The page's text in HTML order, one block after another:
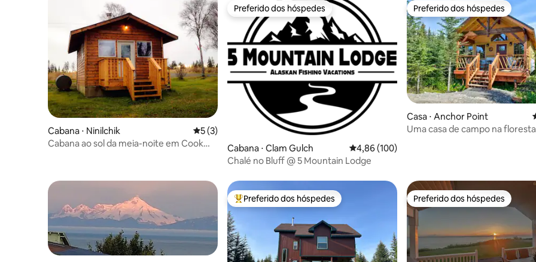
Cabana ⋅ Ninilchik 5 de uma avaliação média de 5, 3 avaliações
5 (3)
Cabana ao sol da meia-noite em Cook
Preferido dos hóspedes
Preferido dos hóspedes
Cabana ⋅ Clam Gulch 4,86 de uma avaliação média de 5, 100
4,86 (100)
Chalé no Bluff @ 5 Mountain Lodge
Preferido dos hóspedes
Preferido dos hóspedes
Casa ⋅ Anchor Point
Uma casa de campo na
Entre os melhores preferidos dos hóspedes
Preferido dos hóspedes Preferido dos hóspedes
Preferido dos hóspedes